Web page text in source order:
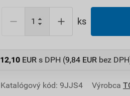
ks
12,10 EUR s DPH (9,84 EUR bez
Katalógový kód: 9JJS4 Výrobca